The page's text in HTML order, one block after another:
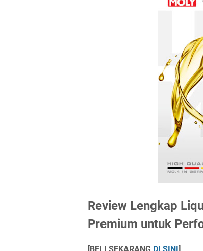
Review Lengkap
Premium untuk